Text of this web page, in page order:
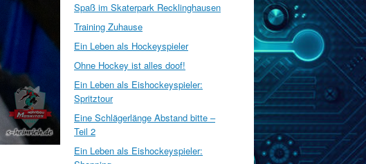
Spaß im Skaterpark Recklinghausen
Training Zuhause
Ein Leben als Hockeyspieler
Ohne Hockey ist alles doof!
Ein Leben als Eishockeyspieler:
Spritztour
Eine Schlägerlänge Abstand bitte –
Teil 2
Ein Leben als Eishockeyspieler: